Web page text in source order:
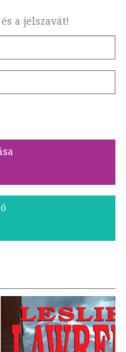
a jelszavát!